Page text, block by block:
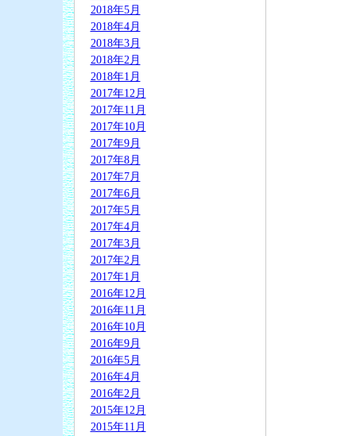
2018年5月
2018年4月
2018年3月
2018年2月
2018年1月
2017年12月
2017年11月
2017年10月
2017年9月
2017年8月
2017年7月
2017年6月
2017年5月
2017年4月
2017年3月
2017年2月
2017年1月
2016年12月
2016年11月
2016年10月
2016年9月
2016年5月
2016年4月
2016年2月
2015年12月
2015年11月